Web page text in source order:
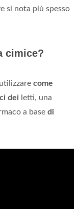
si nota più spesso
cimice?
come
dei letti, una
a base di